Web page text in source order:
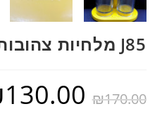
J85 מלחיות צהובות וינטאג'
₪170.00
130.00